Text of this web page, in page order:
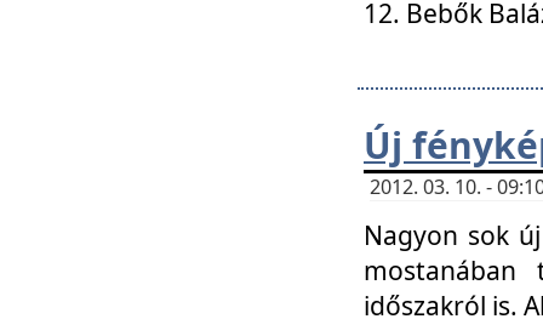
12. Bebők
Új
2012. 03. 10. -
Nagyon sok
mostanában
időszakról is.